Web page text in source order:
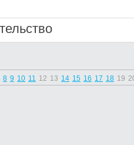
8 9 10 11 12 13 14 15 16 17 18 19